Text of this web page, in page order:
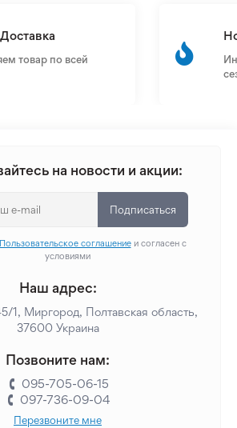
товар по всей
на новости и акции:
Подписаться
Пользовательское соглашениеи согласен с
условиями
Наш адрес:
1, Миргород, Полтавская область,
37600 Украина
Позвоните нам:
095-705-06-15
097-736-09-04
Перезвоните мне